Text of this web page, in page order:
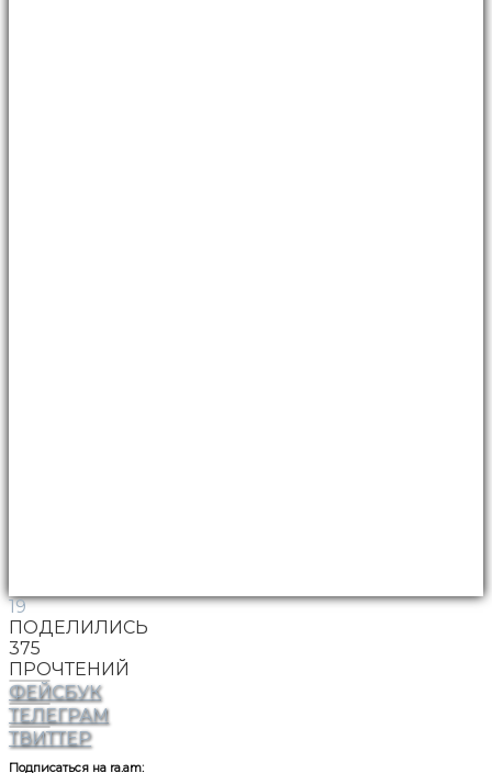
19
ПОДЕЛИЛИСЬ
375
ПРОЧТЕНИЙ
ФЕЙСБУК
ТЕЛЕГРАМ
ТВИТТЕР
Подписаться на ra.am: